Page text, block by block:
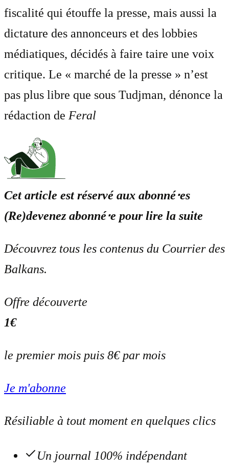
fiscalité qui étouffe la presse, mais aussi la
dictature des annonceurs et des lobbies
médiatiques, décidés à faire taire une voix
critique. Le « marché de la presse » n’est
pas plus libre que sous Tudjman, dénonce la
rédaction de Feral
Cet article est réservé aux abonné⋅es
(Re)devenez abonné⋅e pour lire la suite
Découvrez tous les contenus du Courrier des
Balkans.
Offre découverte
1€
le premier mois puis 8€ par mois
Je m'abonne
Résiliable à tout moment en quelques clics
Un journal 100% indépendant